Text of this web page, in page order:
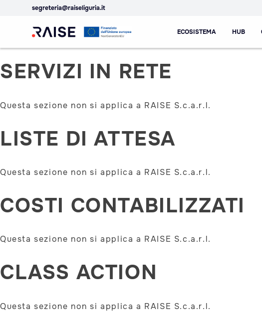
segreteria@raiseliguria.it
dell'Innovazione
RAISE
Socio-economic
Empowerment
ECOSISTEMA HUB
SERVIZI EROGATI
SERVIZI IN RETE
Questa sezione non si applica a RAISE S.c.a.r.l.
LISTE DI ATTESA
Questa sezione non si applica a RAISE S.c.a.r.l.
COSTI CONTABILIZZATI
Questa sezione non si applica a RAISE S.c.a.r.l.
CLASS ACTION
Questa sezione non si applica a RAISE S.c.a.r.l.